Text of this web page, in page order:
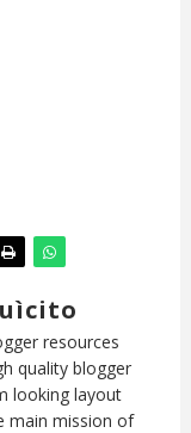
resources
quality blogger
looking layout
main mission of